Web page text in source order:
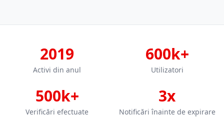
2019
Activi din anul
600k+
Utilizatori
500k+
Verificări efectuate
3x
Notificări înainte de expirare